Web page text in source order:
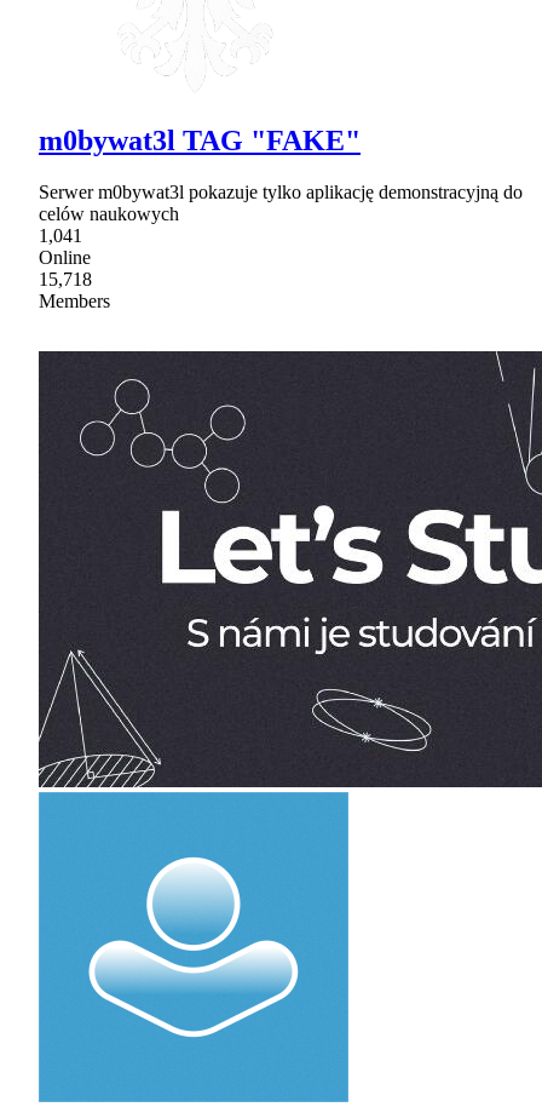
m0bywat3l TAG "FAKE"
Serwer m0bywat3l pokazuje tylko aplikację demonstracyjną do
celów naukowych
1,041
Online
15,718
Members